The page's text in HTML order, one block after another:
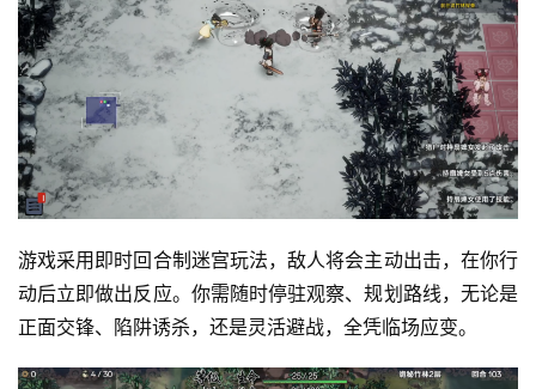
游戏采用即时回合制迷宫玩法，敌人将会主动出击，在你行
动后立即做出反应。你需随时停驻观察、规划路线，无论是
正面交锋、陷阱诱杀，还是灵活避战，全凭临场应变。